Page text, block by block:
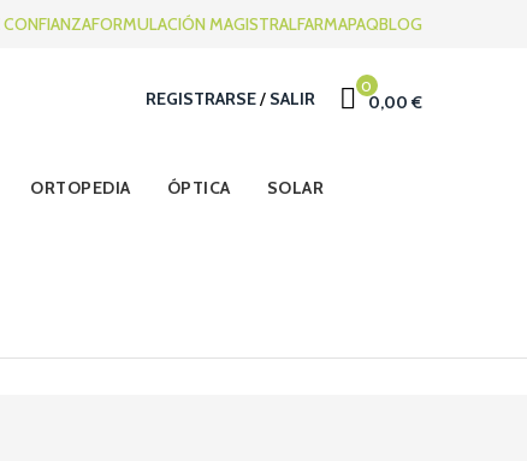
FORMULACIÓN MAGISTRALFARMAPAQBLOG
REGISTRARSE/ SALIR
0
0,00 €
ORTOPEDIA ÓPTICA SOLAR